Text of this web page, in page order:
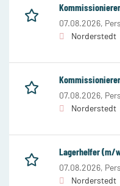
07.08.2026,
Norderstedt
07.08.2026,
Norderstedt
Lagerhelfer (m/
07.08.2026,
Norderstedt